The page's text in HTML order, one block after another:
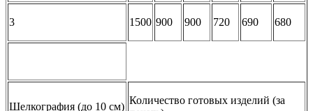
3 1500 900 900 720 690 680
Шелкография (до 10 см)
Количество готовых изделий (за